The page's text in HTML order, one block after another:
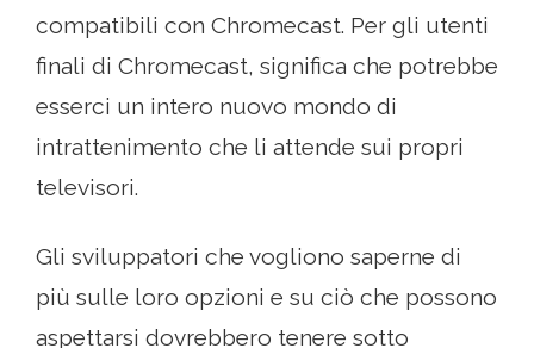
compatibili con Chromecast. Per gli utenti
finali di Chromecast, significa che potrebbe
esserci un intero nuovo mondo di
intrattenimento che li attende sui propri
televisori.
Gli sviluppatori che vogliono saperne di
più sulle loro opzioni e su ciò che possono
aspettarsi dovrebbero tenere sotto